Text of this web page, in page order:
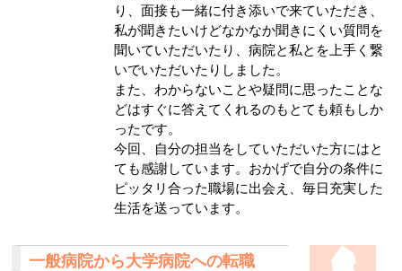
り、面接も一緒に付き添いで来ていただき、
私が聞きたいけどなかなか聞きにくい質問を
聞いていただいたり、病院と私とを上手く繋
いでいただいたりしました。
また、わからないことや疑問に思ったことな
どはすぐに答えてくれるのもとても頼もしか
ったです。
今回、自分の担当をしていただいた方にはと
ても感謝しています。おかげで自分の条件に
ピッタリ合った職場に出会え、毎日充実した
生活を送っています。
一般病院から大学病院への転職